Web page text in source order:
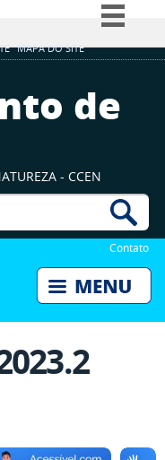
MAPA DO SITE
Simplifique!
Participe de
- CCEN
Contato